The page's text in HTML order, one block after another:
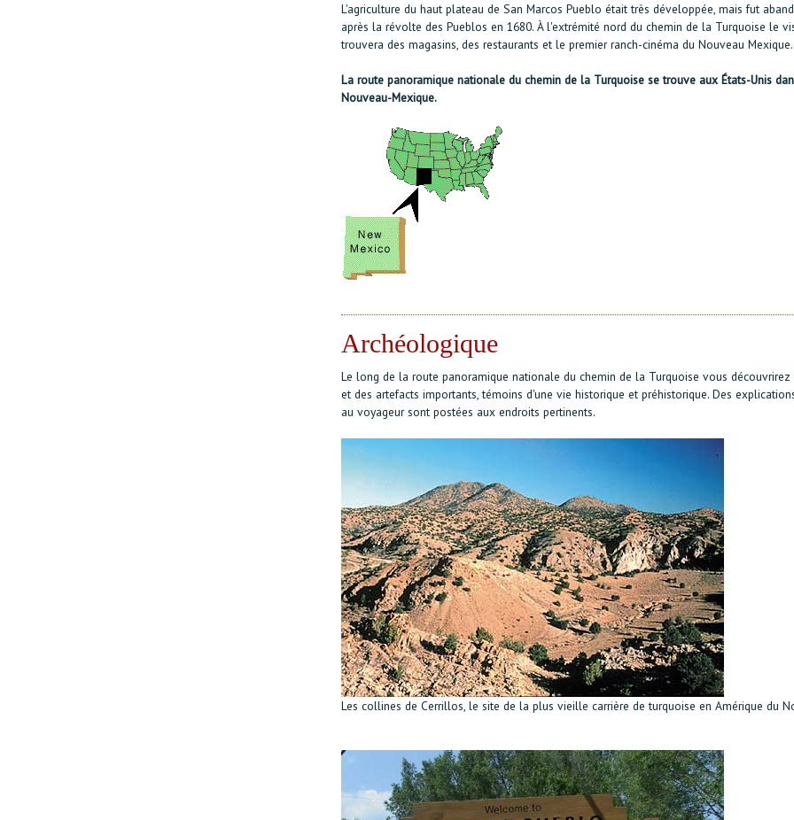
L'agriculture du haut plateau de San Marcos Pueblo était très développée, mais fut
après la révolte des Pueblos en 1680. À l'extrémité nord du chemin de la Turquoise le
trouvera des magasins, des restaurants et le premier ranch-cinéma du Nouveau Mexique.
La route panoramique nationale du chemin de la Turquoise se trouve aux États-Unis
Nouveau-Mexique.
Archéologique
Le long de la route panoramique nationale du chemin de la Turquoise vous découvrirez
et des artefacts importants, témoins d'une vie historique et préhistorique. Des
au voyageur sont postées aux endroits pertinents.
Les collines de Cerrillos, le site de la plus vieille carrière de turquoise en Amérique du